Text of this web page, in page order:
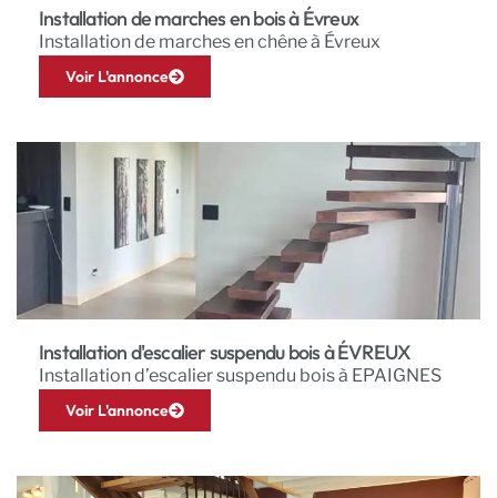
Installation de marches en bois à Évreux
Installation de marches en chêne à Évreux
Voir L'annonce
Installation d'escalier suspendu bois à ÉVREUX
Installation d’escalier suspendu bois à EPAIGNES
Voir L'annonce